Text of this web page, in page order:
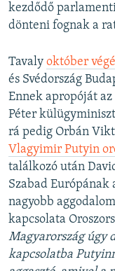
kezdődő
dönteni fognak a
Tavaly október
és Svédország
Ennek apropóját
Péter
rá pedig Orbán
Vlagyimir Putyin
találkozó után
Szabad Európának
nagyobb
kapcsolata
Magyarország úgy
kapcsolatba